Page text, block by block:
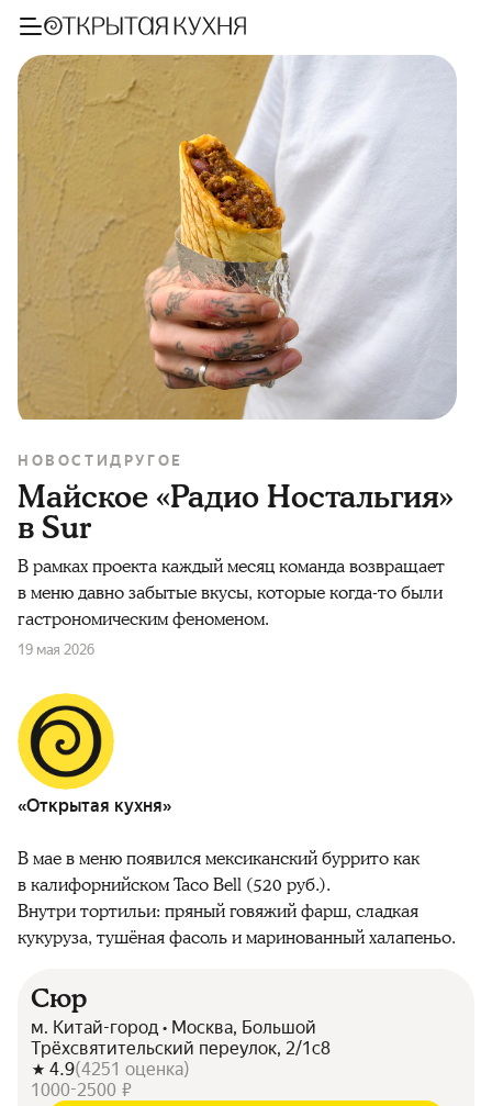
НОВОСТИДРУГОЕ
Майское «Радио Ностальгия»
в Sur
В рамках проекта каждый месяц команда возвращает
в меню давно забытые вкусы, которые когда-то были
гастрономическим феноменом.
19 мая 2026
«Открытая кухня»
В мае в меню появился мексиканский буррито как
в калифорнийском Taco Bell (520 руб.).
Внутри тортильи: пряный говяжий фарш, сладкая
кукуруза, тушёная фасоль и маринованный халапеньо.
Сюр
м. Китай-город • Москва, Большой
Трёхсвятительский переулок, 2/1с8
4.9(4251 оценка)
1000-2500 ₽